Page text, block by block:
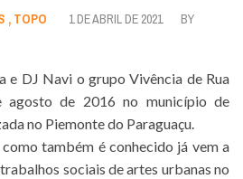
, TOPO 1 DE ABRIL DE 2021
BY
e DJ Navi o grupo Vivência de Rua
agosto de 2016 no município de
no Piemonte do Paraguaçu.
também é conhecido já vem a
sociais de artes urbanas no